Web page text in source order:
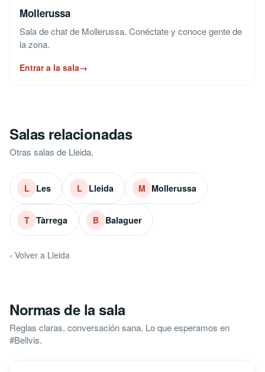
Mollerussa
Sala de chat de Mollerussa. Conéctate y conoce gente de
la zona.
Entrar a la sala→
Salas relacionadas
Otras salas de Lleida.
L Les L Lleida M Mollerussa
T Tàrrega B Balaguer
‹ Volver a Lleida
Normas de la sala
Reglas claras, conversación sana. Lo que esperamos en
#Bellvis.